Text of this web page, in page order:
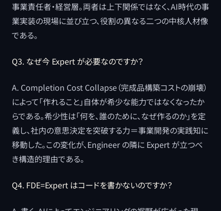
事業責任者・経営層。両者は上下関係ではなく、AI時代の事
業実装の現場に並び立つ、役割の異なる二つの中核人材像
である。
Q3. なぜ今 Expert が必要なのですか？
A. Completion Cost Collapse（完成品構築コストの崩壊）
によって「作れること」自体が希少な能力ではなくなったか
らである。希少性は「何を、誰のために、なぜ作るのか」を定
義し、社内の意思決定を突破する力＝事業開発の実践知に
移動した。この変化が、Engineer の隣に Expert が立つべ
き構造的理由である。
Q4. FDE=Expert はコードを書かないのですか？